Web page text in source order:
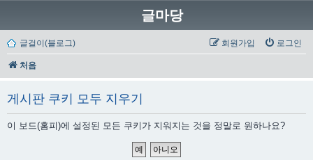
글마당
글걸이(블로그) 로그인
회원가입
처음
게시판 쿠키 모두 지우기
이 보드(홈피)에 설정된 모든 쿠키가 지워지는 것을 정말로 원하나요?